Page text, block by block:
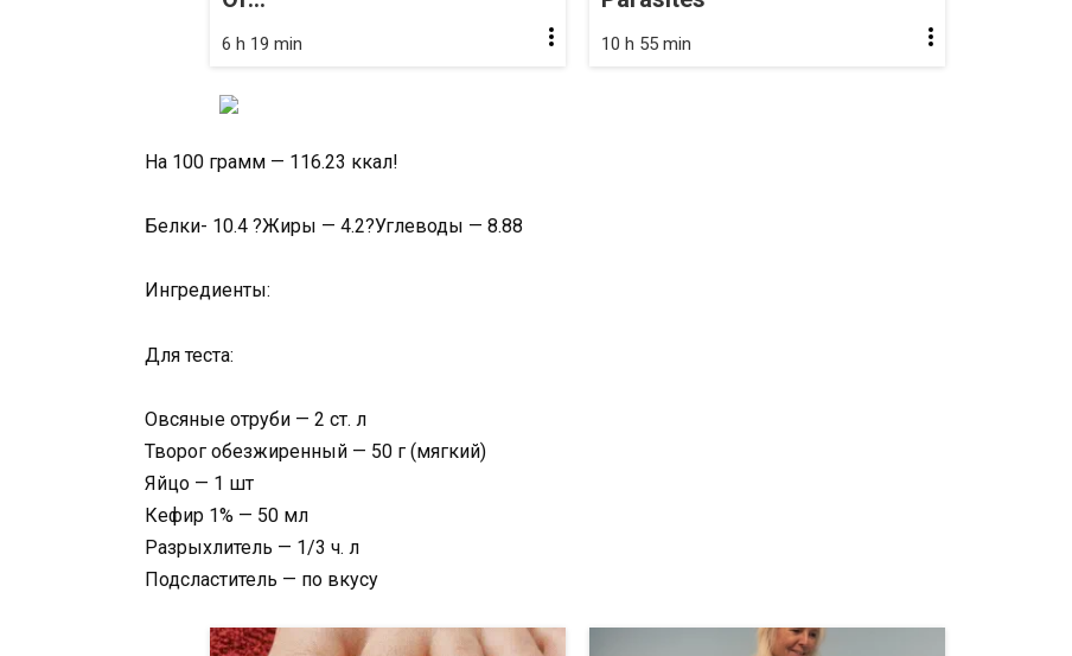
6 h 19 min 10 h 55 min
На 100 грамм — 116.23 ккал!
Белки- 10.4 ?Жиры — 4.2?Углеводы — 8.88
Ингредиенты:
Для теста:
Овсяные отруби — 2 ст. л
Творог обезжиренный — 50 г (мягкий)
Яйцо — 1 шт
Кефир 1% — 50 мл
Разрыхлитель — 1/3 ч. л
Подсластитель — по вкусу